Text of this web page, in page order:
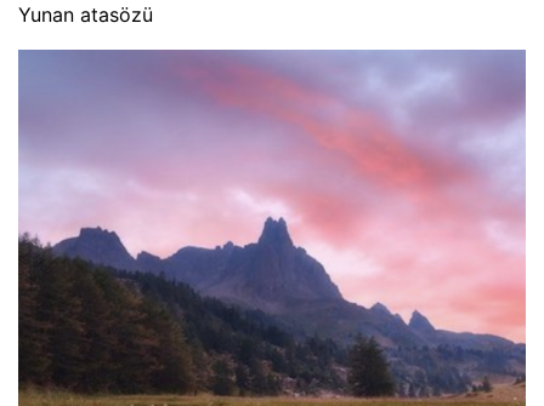
Yunan atasözü